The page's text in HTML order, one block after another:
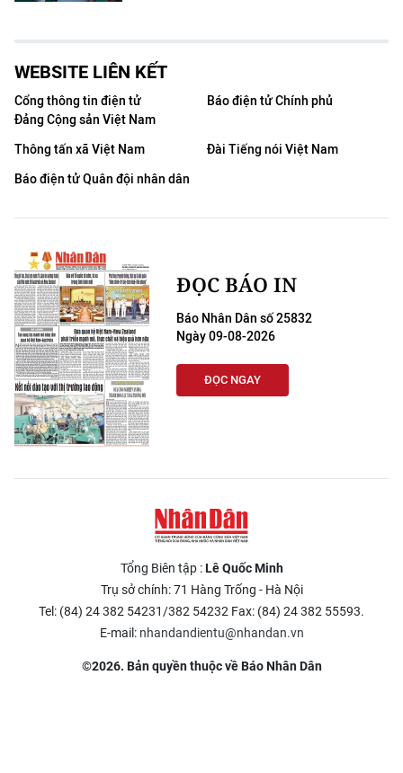
WEBSITE LIÊN KẾT
Cổng thông tin điện tử
Đảng Cộng sản Việt Nam
Báo điện tử Chính phủ
Thông tấn xã Việt Nam
Đài Tiếng nói Việt Nam
Báo điện tử Quân đội nhân dân
ĐỌC BÁO IN
Báo Nhân Dân số 25832
Ngày 09-08-2026
ĐỌC NGAY
Tổng Biên tập :Lê Quốc Minh
Trụ sở chính: 71 Hàng Trống - Hà Nội
Tel: (84) 24 382 54231/382 54232 Fax: (84) 24 382 55593.
E-mail: nhandandientu@nhandan.vn
©2026. Bản quyền thuộc về Báo Nhân Dân